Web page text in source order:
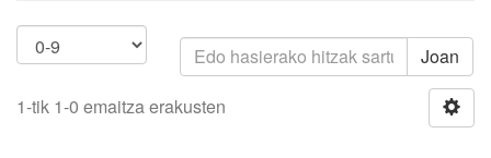
Joan
1-tik 1-0 emaitza erakusten